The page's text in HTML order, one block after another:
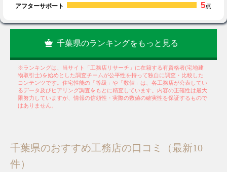
アフターサポート
5点
千葉県のランキングをもっと見る
※ランキングは、当サイト「工務店リサーチ」に在籍する有資格者(宅地建
物取引士)を始めとした調査チームが公平性を持って独自に調査・比較した
コンテンツです。住宅性能の「等級」や「数値」は、各工務店が公表してい
るデータ及びヒアリング調査をもとに精査しています。内容の正確性は最大
限努力していますが、情報の信頼性・実際の数値の確実性を保証するもので
はありません。
千葉県のおすすめ工務店の口コミ（最新10
件）